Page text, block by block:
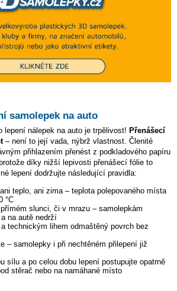
samolepek na auto
lepení nálepek na auto je trpělivost! Přenášecí
– není to její vada, nýbrž vlastnost. Členité
přihlazením přenést z podkladového papíru
díky nižší lepivosti přenášecí fólie to
lepení dodržujte následující pravidla:
teplo, ani zima – teplota polepovaného místa
°C
slunci, či v mrazu – samolepkám
na autě nedrží
technickým lihem odmaštěný povrch bez
– samolepky i při nechtěném přilepení již
sílu a po celou dobu lepení postupujte opatrně
stěrač nebo na namáhané místo